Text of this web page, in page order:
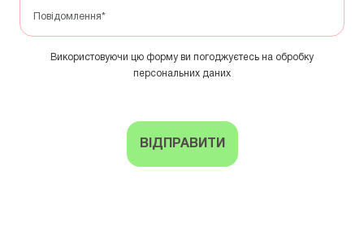
Використовуючи цю форму ви погоджуєтесь на обробку
персональних даних
ВІДПРАВИТИ